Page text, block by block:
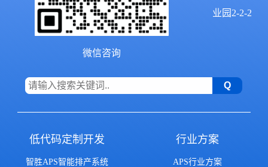
微信咨询
业园2-2-2
低代码定制开发
智胜APS智能排产系统
行业方案
APS行业方案